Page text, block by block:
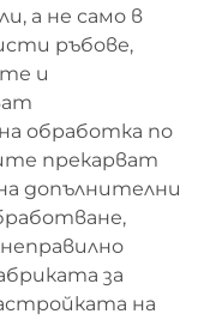
а не само в
ръбове,
и
обработка по
прекарват
допълнителни
за
на